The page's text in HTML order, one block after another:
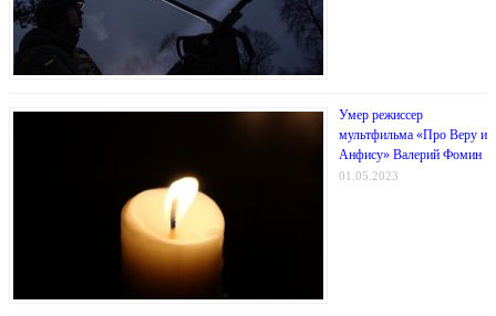
Умер режиссер
мультфильма «Про Веру и
Анфису» Валерий Фомин
01.05.2023